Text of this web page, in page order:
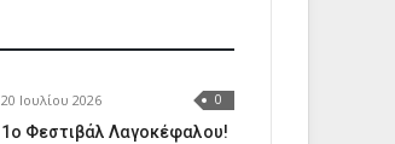
20 Ιουλίου 2026 0
1o Φεστιβάλ Λαγοκέφαλου!